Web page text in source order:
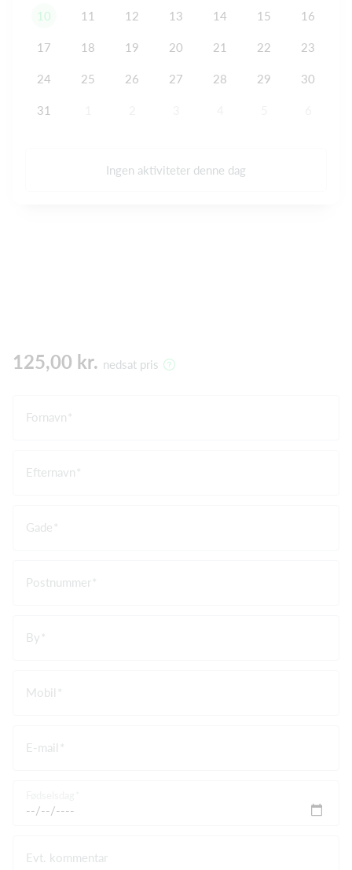
10 11 12 13 14 15 16
17 18 19 20 21 22 23
24 25 26 27 28 29 30
31
Ingen aktiviteter denne dag
125,00 kr. nedsat pris
Fornavn
Efternavn
Gade
Postnummer
By
Mobil
E-mail
Evt. kommentar